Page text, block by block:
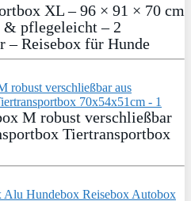
XL – 96 × 91 × 70 cm
& pflegeleicht – 2
– Reisebox für Hunde
M robust verschließbar
Tiertransportbox